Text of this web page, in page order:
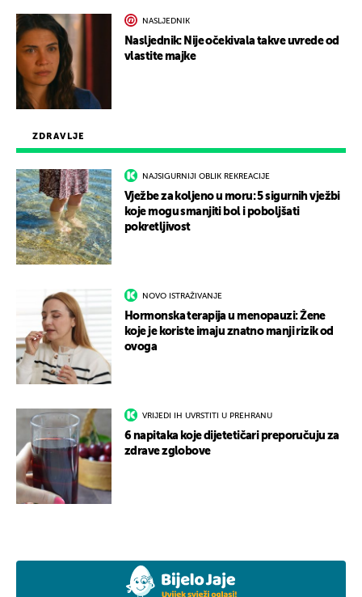
ZDRAVLJE
NAJSIGURNIJI OBLIK REKREACIJE
Vježbe za koljeno u moru: 5 sigurnih vježbi
koje mogu smanjiti bol i poboljšati
pokretljivost
NOVO ISTRAŽIVANJE
Hormonska terapija u menopauzi: Žene
koje je koriste imaju znatno manji rizik od
ovoga
VRIJEDI IH UVRSTITI U PREHRANU
6 napitaka koje dijetetičari preporučuju za
zdrave zglobove
NASLJEDNIK
Nasljednik: Nije očekivala takve uvrede od
vlastite majke